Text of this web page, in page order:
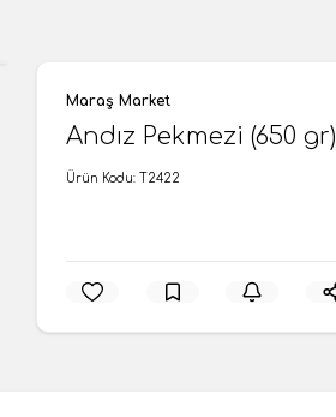
Maraş Market
Andız Pekmezi (650 gr)
Ürün Kodu: T2422